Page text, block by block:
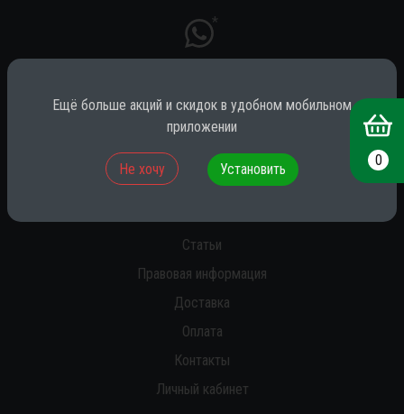
*
* принадлежит компании Meta (признана экстремистской на территории
РФ)
О нас
Статьи
Правовая информация
Доставка
Оплата
Контакты
Личный кабинет
0
Ещё больше акций и скидок в удобном мобильном
приложении
Не хочу Установить